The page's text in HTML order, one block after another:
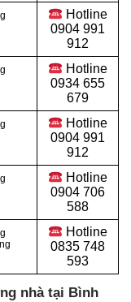
Hotline
0904 991
912
Hotline
0934 655
679
Hotline
0904 991
912
Hotline
0904 706
588
Hotline
0835 748
593
nhà tại Bình